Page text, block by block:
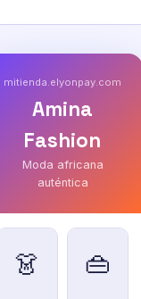
mitienda.elyonpay.com
Amina
Fashion
Moda africana
auténtica
👗 👜